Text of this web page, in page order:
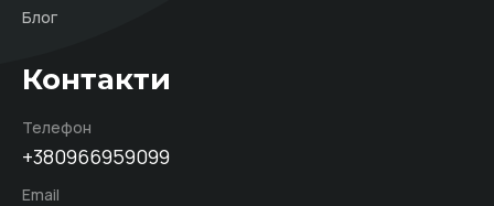
Блог
Контакти
Телефон
+380966959099
Email